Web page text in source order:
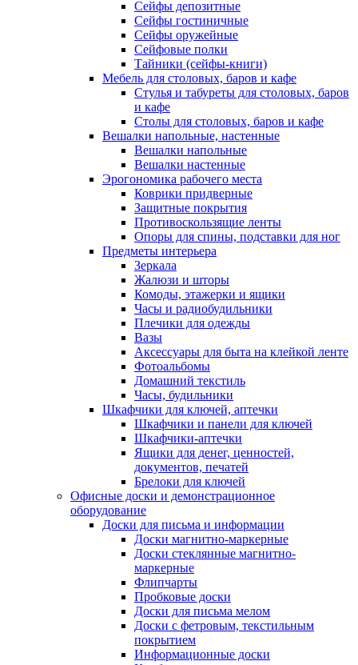
Сейфы депозитные
Сейфы гостиничные
Сейфы оружейные
Сейфовые полки
Тайники (сейфы-книги)
Мебель для столовых, баров и кафе
Стулья и табуреты для столовых, баров
и кафе
Столы для столовых, баров и кафе
Вешалки напольные, настенные
Вешалки напольные
Вешалки настенные
Эрогономика рабочего места
Коврики придверные
Защитные покрытия
Противоскользящие ленты
Опоры для спины, подставки для ног
Предметы интерьера
Зеркала
Жалюзи и шторы
Комоды, этажерки и ящики
Часы и радиобудильники
Плечики для одежды
Вазы
Аксессуары для быта на клейкой ленте
Фотоальбомы
Домашний текстиль
Часы, будильники
Шкафчики для ключей, аптечки
Шкафчики и панели для ключей
Шкафчики-аптечки
Ящики для денег, ценностей,
документов, печатей
Брелоки для ключей
Офисные доски и демонстрационное
оборудование
Доски для письма и информации
Доски магнитно-маркерные
Доски стеклянные магнитно-
маркерные
Флипчарты
Пробковые доски
Доски для письма мелом
Доски с фетровым, текстильным
покрытием
Информационные доски